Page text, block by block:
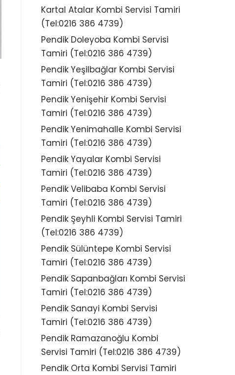
Kartal Atalar Kombi Servisi Tamiri
(Tel:0216 386 4739)
Pendik Doleyoba Kombi Servisi
Tamiri (Tel:0216 386 4739)
Pendik Yeşilbağlar Kombi Servisi
Tamiri (Tel:0216 386 4739)
Pendik Yenişehir Kombi Servisi
Tamiri (Tel:0216 386 4739)
Pendik Yenimahalle Kombi Servisi
Tamiri (Tel:0216 386 4739)
Pendik Yayalar Kombi Servisi
Tamiri (Tel:0216 386 4739)
Pendik Velibaba Kombi Servisi
Tamiri (Tel:0216 386 4739)
Pendik Şeyhli Kombi Servisi Tamiri
(Tel:0216 386 4739)
Pendik Sülüntepe Kombi Servisi
Tamiri (Tel:0216 386 4739)
Pendik Sapanbağları Kombi Servisi
Tamiri (Tel:0216 386 4739)
Pendik Sanayi Kombi Servisi
Tamiri (Tel:0216 386 4739)
Pendik Ramazanoğlu Kombi
Servisi Tamiri (Tel:0216 386 4739)
Pendik Orta Kombi Servisi Tamiri